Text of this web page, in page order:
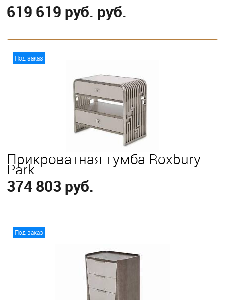
619 619 руб. руб.
Eastern King Queen
Под заказ
Прикроватная тумба Roxbury
Park
374 803 руб.
Под заказ